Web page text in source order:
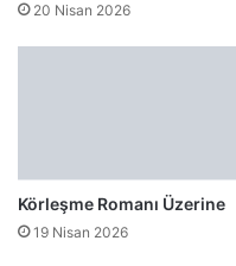
20 Nisan 2026
Körleşme Romanı Üzerine
19 Nisan 2026